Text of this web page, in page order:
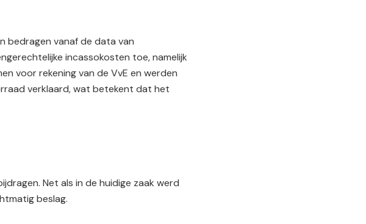
bedragen vanaf de data van
incassokosten toe, namelijk
voor rekening van de VvE en werden
verklaard, wat betekent dat het
Net als in de huidige zaak werd
beslag.